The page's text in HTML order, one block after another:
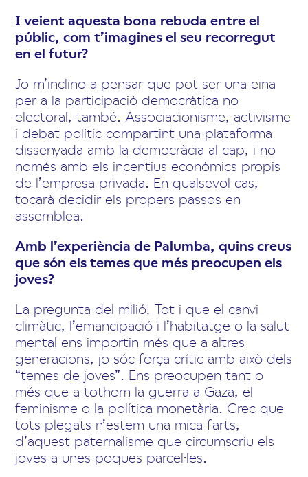
I veient aquesta bona rebuda entre el
públic, com t’imagines el seu recorregut
en el futur?
Jo m’inclino a pensar que pot ser una eina
per a la participació democràtica no
electoral, també. Associacionisme, activisme
i debat polític compartint una plataforma
dissenyada amb la democràcia al cap, i no
només amb els incentius econòmics propis
de l’empresa privada. En qualsevol cas,
tocarà decidir els propers passos en
assemblea.
Amb l’experiència de Palumba, quins creus
que són els temes que més preocupen els
joves?
La pregunta del milió! Tot i que el canvi
climàtic, l’emancipació i l’habitatge o la salut
mental ens importin més que a altres
generacions, jo sóc força crític amb això dels
“temes de joves”. Ens preocupen tant o
més que a tothom la guerra a Gaza, el
feminisme o la política monetària. Crec que
tots plegats n’estem una mica farts,
d’aquest paternalisme que circumscriu els
joves a unes poques parcel·les.